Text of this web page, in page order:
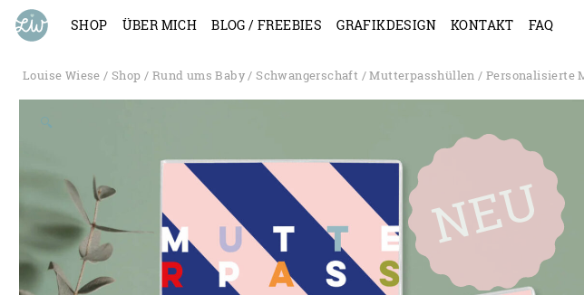
SHOP ÜBER MICH BLOG / FREEBIES GRAFIKDESIGN KONTAKT FAQ
Louise Wiese / Shop / Rund ums Baby/ Schwangerschaft /Mutterpasshüllen / Personalisierte
🔍